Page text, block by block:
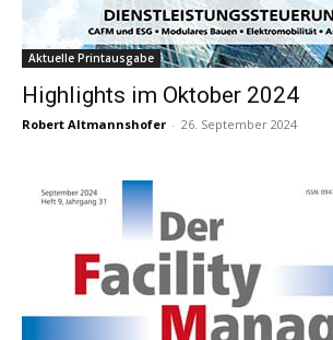
Aktuelle Printausgabe
Highlights im Oktober 2024
Robert Altmannshofer - 26. September 2024